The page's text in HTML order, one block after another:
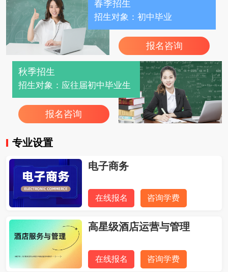
春季招生
招生对象：初中毕业
报名咨询
秋季招生
招生对象：应往届初中毕业生
报名咨询
专业设置
电子商务
在线报名 咨询学费
高星级酒店运营与管理
在线报名 咨询学费